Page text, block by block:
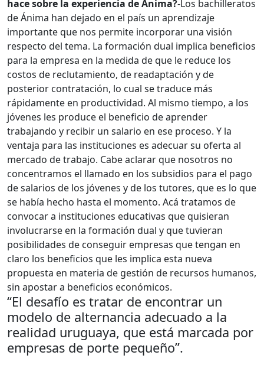
hace sobre la experiencia de Ánima?-Los bachilleratos
de Ánima han dejado en el país un aprendizaje
importante que nos permite incorporar una visión
respecto del tema. La formación dual implica beneficios
para la empresa en la medida de que le reduce los
costos de reclutamiento, de readaptación y de
posterior contratación, lo cual se traduce más
rápidamente en productividad. Al mismo tiempo, a los
jóvenes les produce el beneficio de aprender
trabajando y recibir un salario en ese proceso. Y la
ventaja para las instituciones es adecuar su oferta al
mercado de trabajo. Cabe aclarar que nosotros no
concentramos el llamado en los subsidios para el pago
de salarios de los jóvenes y de los tutores, que es lo que
se había hecho hasta el momento. Acá tratamos de
convocar a instituciones educativas que quisieran
involucrarse en la formación dual y que tuvieran
posibilidades de conseguir empresas que tengan en
claro los beneficios que les implica esta nueva
propuesta en materia de gestión de recursos humanos,
sin apostar a beneficios económicos.
“El desafío es tratar de encontrar un
modelo de alternancia adecuado a la
realidad uruguaya, que está marcada por
empresas de porte pequeño”.